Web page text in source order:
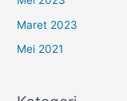
Maret 2023
Mei 2021